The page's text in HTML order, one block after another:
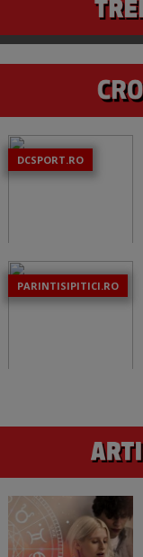
DCSPORT.RO
PARINTISIPITICI.RO